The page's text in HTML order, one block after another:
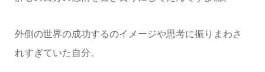
外側の世界の成功するのイメージや思考に振りまわさ
れすぎていた自分。